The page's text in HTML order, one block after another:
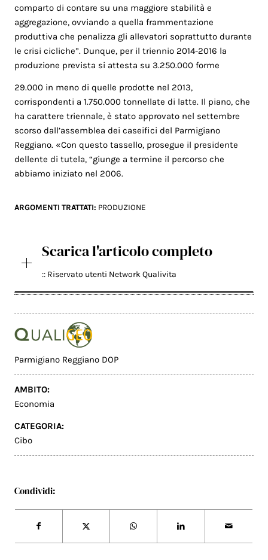
comparto di contare su una maggiore stabilità e
aggregazione, ovviando a quella frammentazione
produttiva che penalizza gli allevatori soprattutto durante
le crisi cicliche”. Dunque, per il triennio 2014-2016 la
produzione prevista si attesta su 3.250.000 forme
29.000 in meno di quelle prodotte nel 2013,
corrispondenti a 1.750.000 tonnellate di latte. Il piano, che
ha carattere triennale, è stato approvato nel settembre
scorso dall’assemblea dei caseifici del Parmigiano
Reggiano. «Con questo tassello, prosegue il presidente
dellente di tutela, “giunge a termine il percorso che
abbiamo iniziato nel 2006.
ARGOMENTI TRATTATI: PRODUZIONE
Scarica l'articolo completo
:: Riservato utenti Network Qualivita
Parmigiano Reggiano DOP
AMBITO:
Economia
CATEGORIA:
Cibo
Condividi: